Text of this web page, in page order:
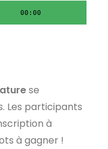
00:00
se
Les participants
à
à gagner !